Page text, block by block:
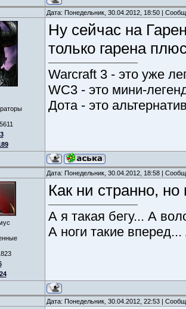
Дата: Понедельник, 30.04.2012, 18:50 |
Ну сейчас на
только гарена
Warcraft 3 - это уже
WC3 - это мини-
Дота - это
Дата: Понедельник, 30.04.2012, 18:58 |
24
Как ни странно,
А я такая бегу... А
А ноги такие
Дата: Понедельник, 30.04.2012, 22:53 |